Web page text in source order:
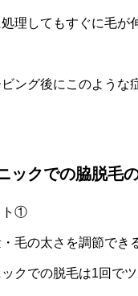
理してもすぐに毛が
ビング後にこのような
ックでの脇脱毛
ト①
毛の太さを調節でき
クでの脱毛は1回で